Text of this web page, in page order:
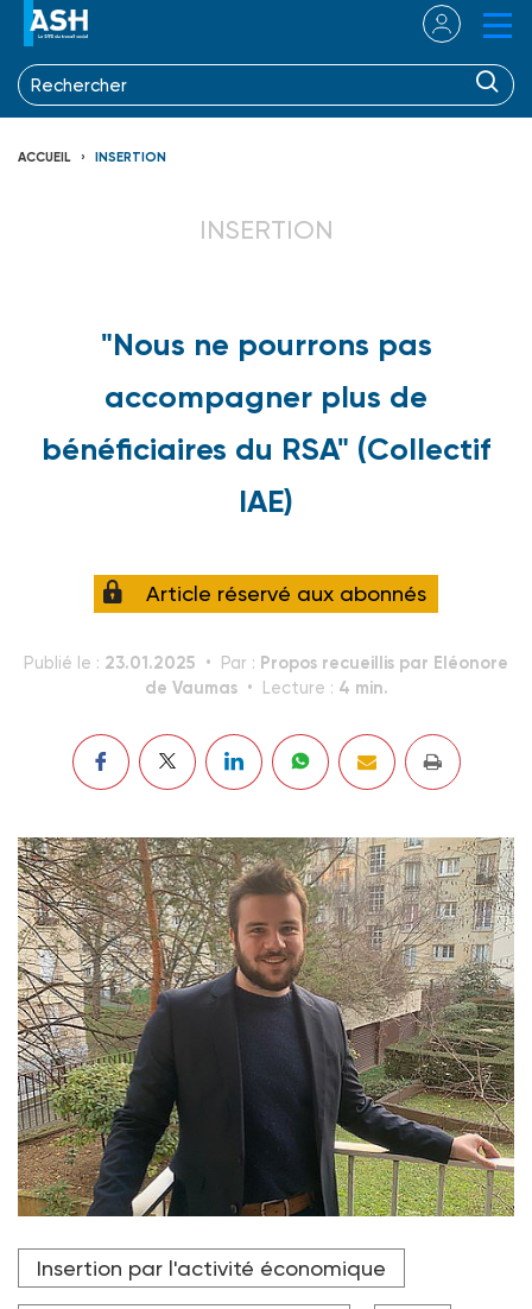
ACCUEIL INSERTION
INSERTION
"Nous ne pourrons pas
accompagner plus de
bénéficiaires du RSA" (Collectif
IAE)
Article réservé aux abonnés
Publié le : 23.01.2025 Par : Propos recueillis par Eléonore
de Vaumas
Lecture : 4 min.
Adrien Rivière, chargé de mission plaidoyer chez
Coorace, estime que le secteur "est à un point de
Insertion par l'activité économique